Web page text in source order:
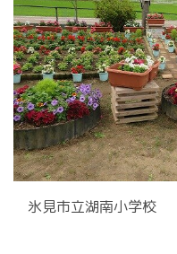
氷見市立湖南小学校